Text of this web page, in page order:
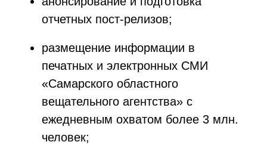
отчетных пост-релизов;
размещение информации в
печатных и электронных СМИ
«Самарского областного
вещательного агентства» с
ежедневным охватом более 3 млн.
человек;